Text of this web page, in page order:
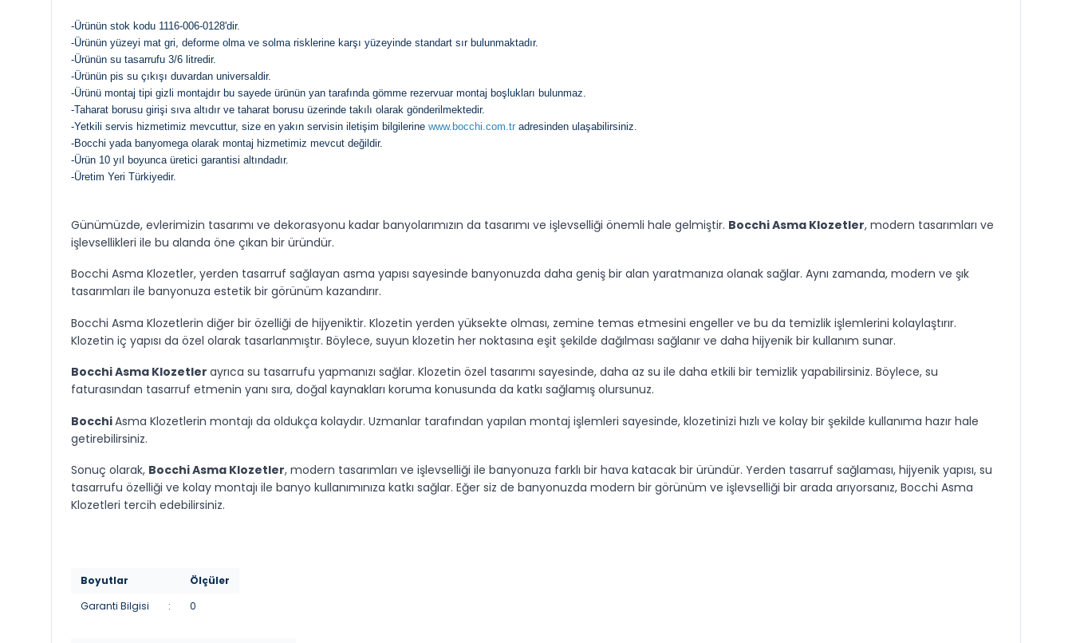
-Ürünün stok kodu 1116-006-0128'dir.
-Ürünün yüzeyi mat gri, deforme olma ve solma risklerine karşı yüzeyinde standart sır bulunmaktadır.
-Ürünün su tasarrufu 3/6 litredir.
-Ürünün pis su çıkışı duvardan universaldir.
-Ürünü montaj tipi gizli montajdır bu sayede ürünün yan tarafında gömme rezervuar montaj boşlukları bulunmaz.
-Taharat borusu girişi sıva altıdır ve taharat borusu üzerinde takılı olarak gönderilmektedir.
-Yetkili servis hizmetimiz mevcuttur, size en yakın servisin iletişim bilgilerine www.bocchi.com.tr adresinden ulaşabilirsiniz.
-Bocchi yada banyomega olarak montaj hizmetimiz mevcut değildir.
-Ürün 10 yıl boyunca üretici garantisi altındadır.
-Üretim Yeri Türkiyedir.
Günümüzde, evlerimizin tasarımı ve dekorasyonu kadar banyolarımızın da tasarımı ve işlevselliği önemli hale gelmiştir. Bocchi Asma Klozetler, modern tasarımları ve
işlevsellikleri ile bu alanda öne çıkan bir üründür.
Bocchi Asma Klozetler, yerden tasarruf sağlayan asma yapısı sayesinde banyonuzda daha geniş bir alan yaratmanıza olanak sağlar. Aynı zamanda, modern ve şık
tasarımları ile banyonuza estetik bir görünüm kazandırır.
Bocchi Asma Klozetlerin diğer bir özelliği de hijyeniktir. Klozetin yerden yüksekte olması, zemine temas etmesini engeller ve bu da temizlik işlemlerini kolaylaştırır.
Klozetin iç yapısı da özel olarak tasarlanmıştır. Böylece, suyun klozetin her noktasına eşit şekilde dağılması sağlanır ve daha hijyenik bir kullanım sunar.
Bocchi Asma Klozetler ayrıca su tasarrufu yapmanızı sağlar. Klozetin özel tasarımı sayesinde, daha az su ile daha etkili bir temizlik yapabilirsiniz. Böylece, su
faturasından tasarruf etmenin yanı sıra, doğal kaynakları koruma konusunda da katkı sağlamış olursunuz.
BocchiAsma Klozetlerin montajı da oldukça kolaydır. Uzmanlar tarafından yapılan montaj işlemleri sayesinde, klozetinizi hızlı ve kolay bir şekilde kullanıma hazır hale
getirebilirsiniz.
Sonuç olarak, Bocchi Asma Klozetler, modern tasarımları ve işlevselliği ile banyonuza farklı bir hava katacak bir üründür. Yerden tasarruf sağlaması, hijyenik yapısı, su
tasarrufu özelliği ve kolay montajı ile banyo kullanımınıza katkı sağlar. Eğer siz de banyonuzda modern bir görünüm ve işlevselliği bir arada arıyorsanız, Bocchi Asma
Klozetleri tercih edebilirsiniz.
Boyutlar
Ölçüler
Garanti Bilgisi
: 0